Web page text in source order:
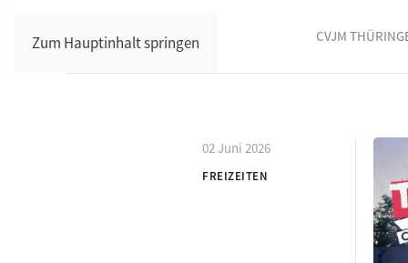
Zum Hauptinhalt springen CVJM
02 Juni 2026
FREIZEITEN